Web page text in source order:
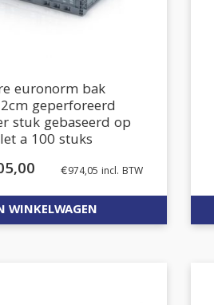
euronorm bak
geperforeerd
stuk gebaseerd op
a 100 stuks
€974,05 incl. BTW
WINKELWAGEN